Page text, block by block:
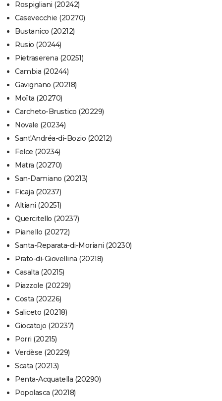
Rospigliani (20242)
Casevecchie (20270)
Bustanico (20212)
Rusio (20244)
Pietraserena (20251)
Cambia (20244)
Gavignano (20218)
Moïta (20270)
Carcheto-Brustico (20229)
Novale (20234)
Sant'Andréa-di-Bozio (20212)
Felce (20234)
Matra (20270)
San-Damiano (20213)
Ficaja (20237)
Altiani (20251)
Quercitello (20237)
Pianello (20272)
Santa-Reparata-di-Moriani (20230)
Prato-di-Giovellina (20218)
Casalta (20215)
Piazzole (20229)
Costa (20226)
Saliceto (20218)
Giocatojo (20237)
Porri (20215)
Verdèse (20229)
Scata (20213)
Penta-Acquatella (20290)
Popolasca (20218)